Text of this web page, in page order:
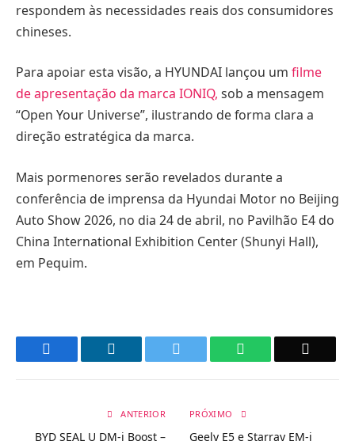
respondem às necessidades reais dos consumidores
chineses.
Para apoiar esta visão, a HYUNDAI lançou um filme
de apresentação da marca IONIQ, sob a mensagem
“Open Your Universe”, ilustrando de forma clara a
direção estratégica da marca.
Mais pormenores serão revelados durante a
conferência de imprensa da Hyundai Motor no Beijing
Auto Show 2026, no dia 24 de abril, no Pavilhão E4 do
China International Exhibition Center (Shunyi Hall),
em Pequim.
WhatsApp
ANTERIOR
BYD SEAL U DM-i Boost –
PRÓXIMO
Geely E5 e Starray EM-i